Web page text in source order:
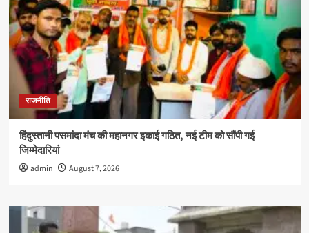
राजनीति
हिंदुस्तानी पसमांदा मंच की महानगर इकाई गठित, नई टीम को सौंपी गई
जिम्मेदारियां
admin August 7, 2026